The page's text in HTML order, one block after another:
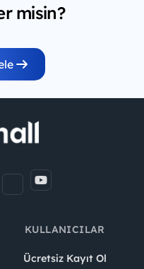
misin?
KULLANICILAR
Ücretsiz Kayıt Ol